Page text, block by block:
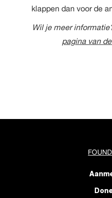
klappen dan voor de
Wil je meer
pagina van